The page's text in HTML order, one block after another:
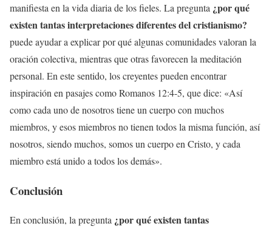
manifiesta en la vida diaria de los fieles. La pregunta ¿por qué
existen tantas interpretaciones diferentes del cristianismo?
puede ayudar a explicar por qué algunas comunidades valoran la
oración colectiva, mientras que otras favorecen la meditación
personal. En este sentido, los creyentes pueden encontrar
inspiración en pasajes como Romanos 12:4-5, que dice: «Así
como cada uno de nosotros tiene un cuerpo con muchos
miembros, y esos miembros no tienen todos la misma función, así
nosotros, siendo muchos, somos un cuerpo en Cristo, y cada
miembro está unido a todos los demás».
Conclusión
En conclusión, la pregunta ¿por qué existen tantas